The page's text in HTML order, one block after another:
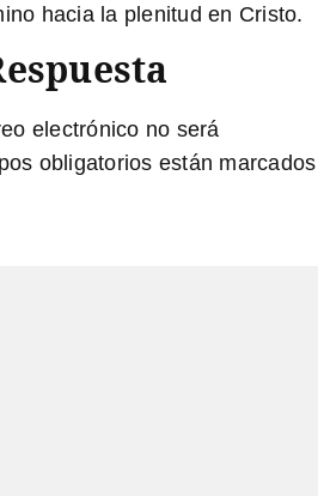
hacia la plenitud en Cristo.
electrónico no será
obligatorios están marcados